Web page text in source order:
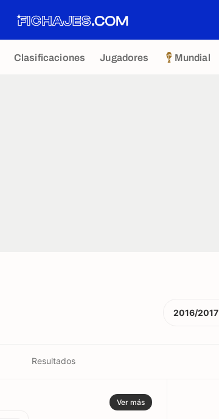
Clasificaciones Jugadores Mundial
2016/2017
Resultados
Ver más